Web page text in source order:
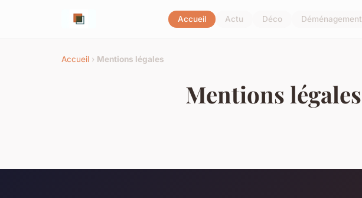
Accueil Actu Déco Déménagement
Accueil › Mentions légales
Mentions légales